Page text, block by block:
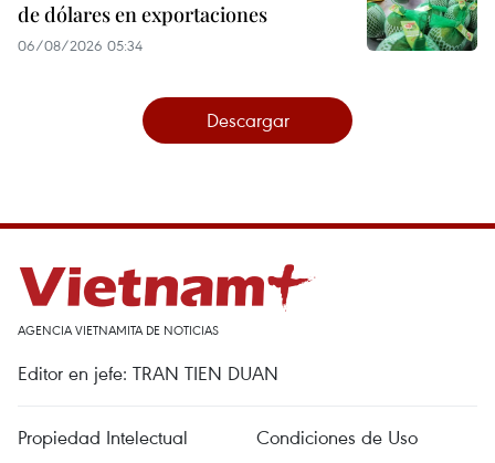
de dólares en exportaciones
06/08/2026 05:34
Descargar
AGENCIA VIETNAMITA DE NOTICIAS
Editor en jefe: TRAN TIEN DUAN
Propiedad Intelectual Condiciones de Uso